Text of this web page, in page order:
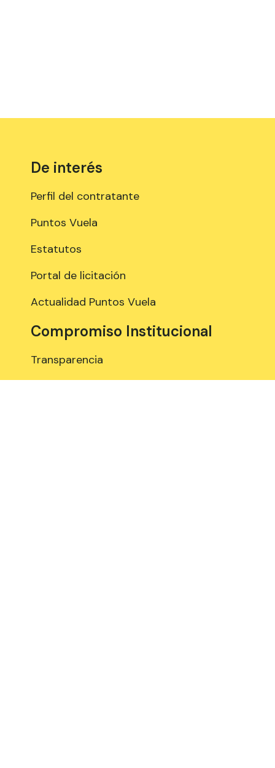
De interés
Perfil del contratante
Puntos Vuela
Estatutos
Portal de licitación
Actualidad Puntos Vuela
Compromiso Institucional
Transparencia